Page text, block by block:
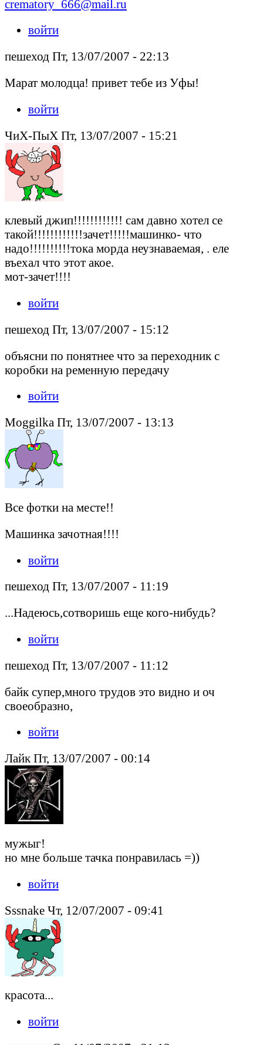
crematory_666@mail.ru
войти
пешеход Пт, 13/07/2007 - 22:13
Марат молодца! привет тебе из Уфы!
войти
ЧиХ-ПыX Пт, 13/07/2007 - 15:21
клевый джип!!!!!!!!!!!! сам давно хотел се
такой!!!!!!!!!!!!зачет!!!!!машинко- что
надо!!!!!!!!!!тока морда неузнаваемая, . еле
въехал что этот акое.
мот-зачет!!!!
войти
пешеход Пт, 13/07/2007 - 15:12
объясни по понятнее что за переходник с
коробки на ременную передачу
войти
Moggilka Пт, 13/07/2007 - 13:13
Все фотки на месте!!
Машинка зачотная!!!!
войти
пешеход Пт, 13/07/2007 - 11:19
...Надеюсь,сотворишь еще кого-нибудь?
войти
пешеход Пт, 13/07/2007 - 11:12
байк супер,много трудов это видно и оч
своеобразно,
войти
Лайк Пт, 13/07/2007 - 00:14
мужыг!
но мне больше тачка понравилась =))
войти
Sssnake Чт, 12/07/2007 - 09:41
красота...
войти